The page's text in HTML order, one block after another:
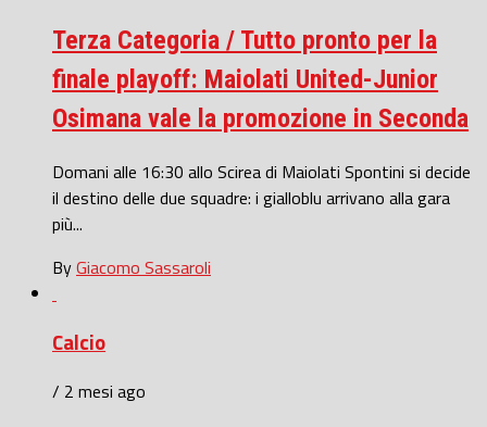
Terza Categoria / Tutto pronto per la
finale playoff: Maiolati United-Junior
Osimana vale la promozione in Seconda
Domani alle 16:30 allo Scirea di Maiolati Spontini si decide
il destino delle due squadre: i gialloblu arrivano alla gara
più...
ByGiacomo Sassaroli
Calcio
/ 2 mesi ago